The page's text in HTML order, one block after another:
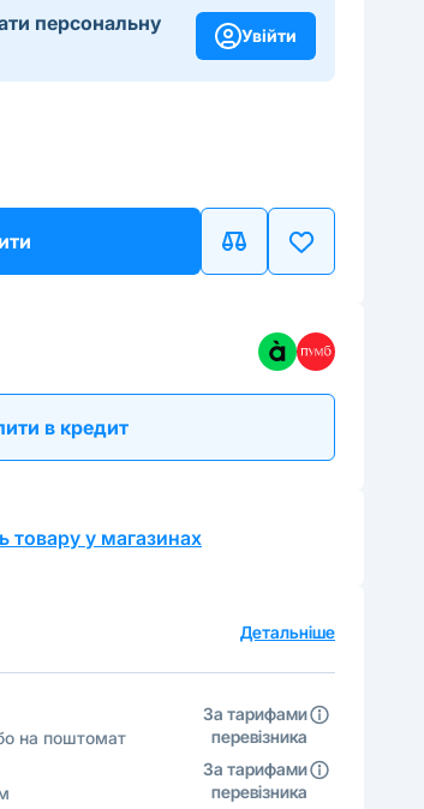
персональну
Увійти
в кредит
товару у магазинах
Детальніше
на поштомат
За тарифами
перевізника
За тарифами
перевізника